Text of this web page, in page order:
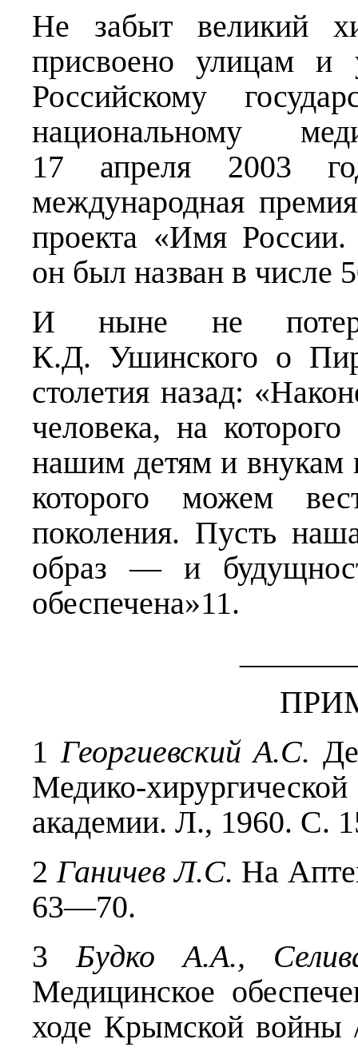
Не забыт великий
присвоено улицам и
Российскому
национальному
17 апреля 2003
международная
проекта «Имя
он был назван в числе
И ныне не
К.Д. Ушинского о
столетия назад:
человека, на
нашим детям и внукам
которого можем
поколения. Пусть
образ — и
обеспечена»11.
1 Георгиевский А.С.
Медико-
академии. Л., 1960. С.
2 Ганичев Л.С. На
63—70.
3 Будко А.А.,
Медицинское
ходе Крымской войны